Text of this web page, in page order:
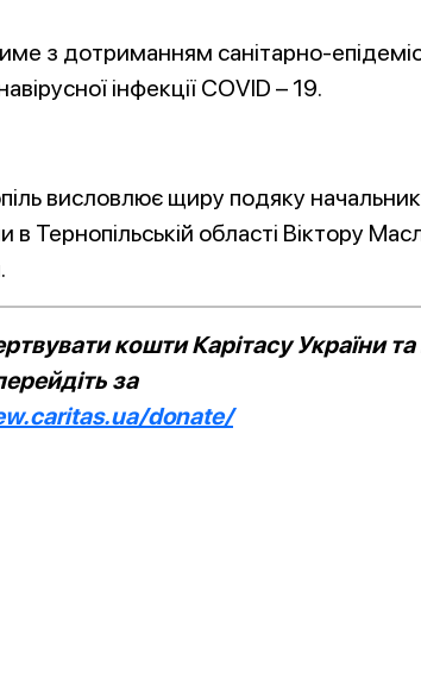
з дотриманням санітарно-
інфекції COVID – 19.
висловлює щиру подяку
Тернопільській області Віктору
кошти Карітасу України
за
donate/